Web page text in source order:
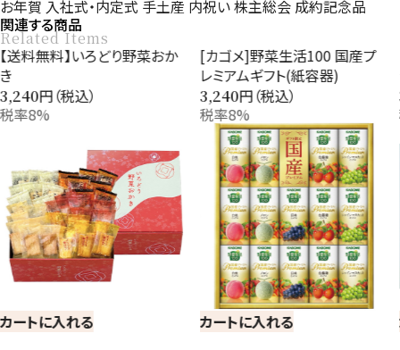
お年賀 入社式・内定式 手土産 内祝い株主総会 成約記念品
関連する商品
Related Items
【送料無料】いろどり野菜おか
き
3,240円（税込）
税率8%
カートに入れる
[カゴメ]野菜生活100 国産プ
レミアムギフト(紙容器)
3,240円（税込）
税率8%
カートに入れる